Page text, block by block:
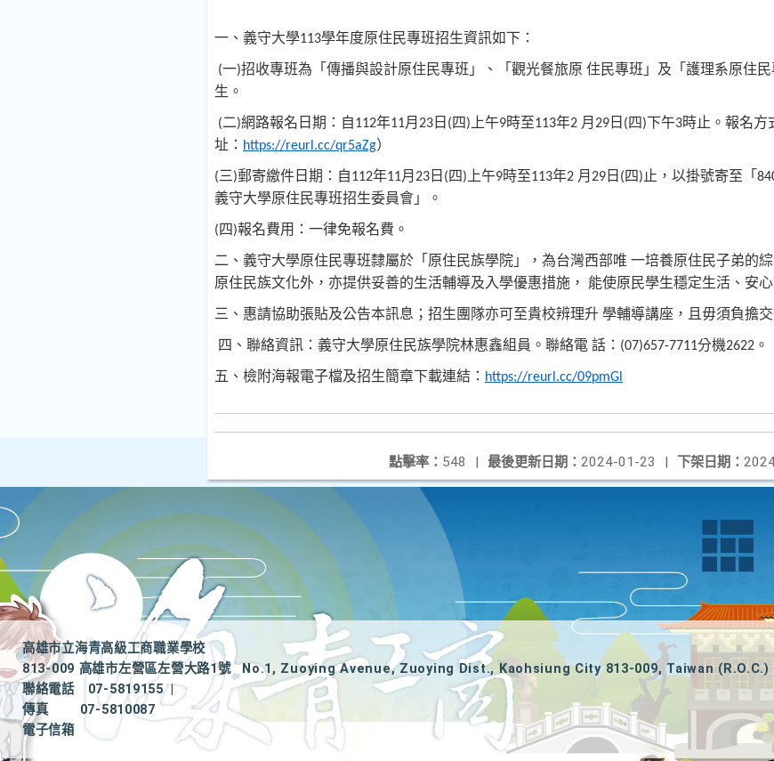
一、義守大學113學年度原住民專班招生資訊如下：
(一)招收專班為「傳播與設計原住民專班」、「觀光餐旅原 住民專班」及「護理系原住
生。
(二)網路報名日期：自112年11月 23 日 (四) 上午9時至113年2 月 29 日 (四)下午3時止。報名方
址： https://reurl.cc/qr5aZg）
(三)郵寄繳件日期：自112年11月 23 日 (四) 上午9時至113年2 月 29 日 (四) 止，以掛號寄至「
義守大學原住民專班招生委員會」。
(四)報名費用：一律免報名費。
二、義守大學原住民專班隸屬於「原住民族學院」，為台灣西部唯 一培養原住民子弟的
原住民族文化外，亦提供妥善的生活輔導及入學優惠措施，
能使原民學生穩定生活、安心
三、惠請協助張貼及公告本訊息；招生團隊亦可至貴校辨理升 學輔導講座，且毋須負擔
四、聯絡資訊：義守大學原住民族學院林惠鑫組員。聯絡電 話： (07)657-7711分機2622 。
五、檢附海報電子檔及招生簡章下載連結： https://reurl.cc/09pmGl
下架日期：
最後更新日期： 2024-01-23 |
點擊率： 548 |
高雄市立海青高級工商職業學校
813-009 高雄市左營區左營大路1號
No.1, Zuoying Avenue, Zuoying Dist., Kaohsiung City 813-009, Taiwan (R.O.C.)
聯絡電話
07-5819155
|
傳真
07-5810087
電子信箱